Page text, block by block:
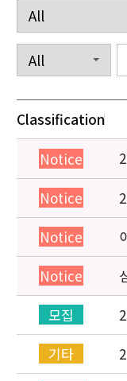
Classification
Notice
Notice
Notice
Notice
모집
기타